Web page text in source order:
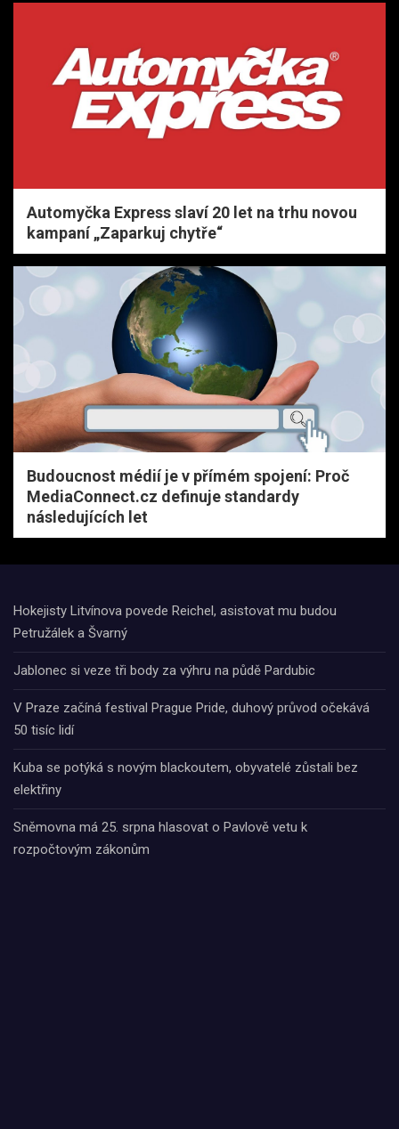
Automyčka Express slaví 20 let na trhu novou
kampaní „Zaparkuj chytře“
Budoucnost médií je v přímém spojení: Proč
MediaConnect.cz definuje standardy
následujících let
Hokejisty Litvínova povede Reichel, asistovat mu budou
Petružálek a Švarný
Jablonec si veze tři body za výhru na půdě Pardubic
V Praze začíná festival Prague Pride, duhový průvod očekává
50 tisíc lidí
Kuba se potýká s novým blackoutem, obyvatelé zůstali bez
elektřiny
Sněmovna má 25. srpna hlasovat o Pavlově vetu k
rozpočtovým zákonům